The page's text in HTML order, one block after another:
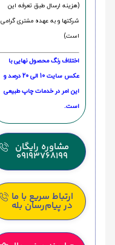
(هزینه ارسال طبق تعرفه این
شرکتها و به عهده مشتری گرامی
است)
اختلاف رنگ محصول نهایی با
عکس سایت 10 الی 20 درصد و
این امر در خدمات چاپ طبیعی
است.
مشاوره رایگان
09193768199
ارتباط سریع با ما
در پیام‌رسان بله